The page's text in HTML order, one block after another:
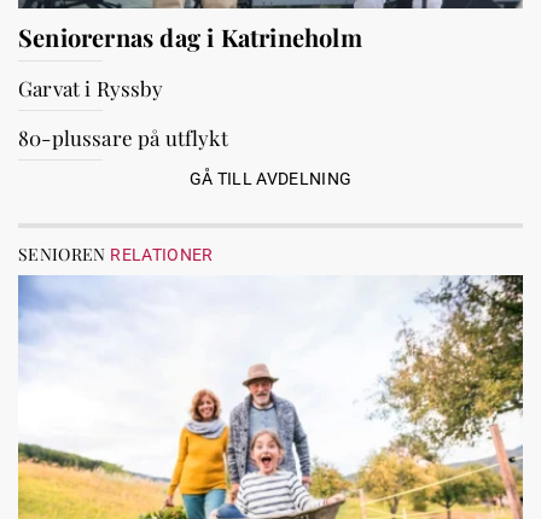
Seniorernas dag i Katrineholm
Garvat i Ryssby
80-plussare på utflykt
GÅ TILL AVDELNING
SENIOREN RELATIONER